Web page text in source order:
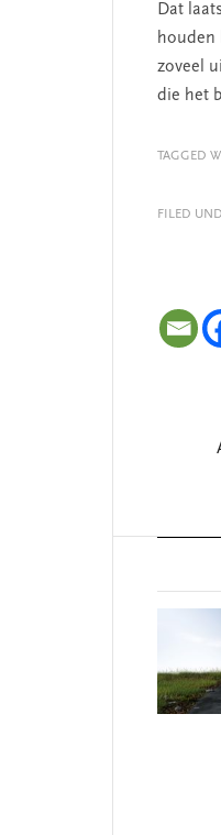
Dat
houden
zoveel
die het
TAGGED
FILED